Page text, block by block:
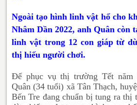
Ngoài tạo hình linh vật hổ cho
Nhâm Dần 2022, anh Quân còn
linh vật trong 12 con giáp từ
thị hiếu người chơi.
Để phục vụ thị trường Tết năm
Quân (34 tuổi) xã Tân Thạch,
Bến Tre đang chuẩn bị tung ra thị